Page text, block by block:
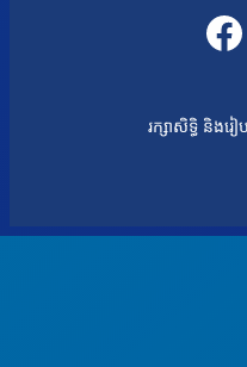
រក្សាសិទ្ធិ និងរ